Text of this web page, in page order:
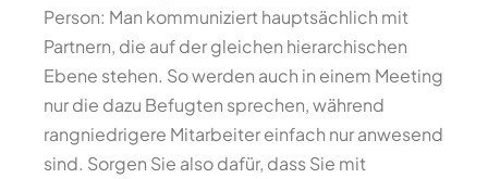
Person: Man kommuniziert hauptsächlich mit
Partnern, die auf der gleichen hierarchischen
Ebene stehen. So werden auch in einem Meeting
nur die dazu Befugten sprechen, während
rangniedrigere Mitarbeiter einfach nur anwesend
sind. Sorgen Sie also dafür, dass Sie mit